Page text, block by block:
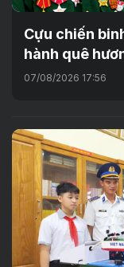
Cựu chiến
hành quê
07/08/2026 17:56